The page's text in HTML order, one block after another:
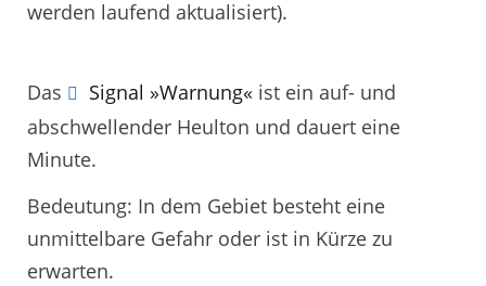
werden laufend aktualisiert).
Das Signal »Warnung« ist ein auf- und
abschwellender Heulton und dauert eine
Minute.
Bedeutung: In dem Gebiet besteht eine
unmittelbare Gefahr oder ist in Kürze zu
erwarten.